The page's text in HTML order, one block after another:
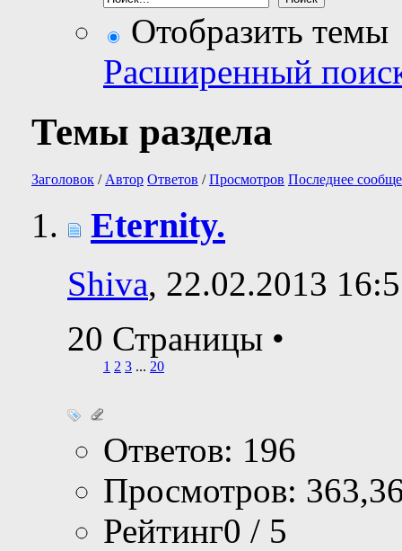
Отобразить темы
Расширенный
Темы раздела
Заголовок / Автор Ответов /Просмотров Последнее
Eternity.
Shiva, 22.02.2013
20 Страницы •
1 2 3 ... 20
Ответов: 196
Просмотров:
Рейтинг0 / 5